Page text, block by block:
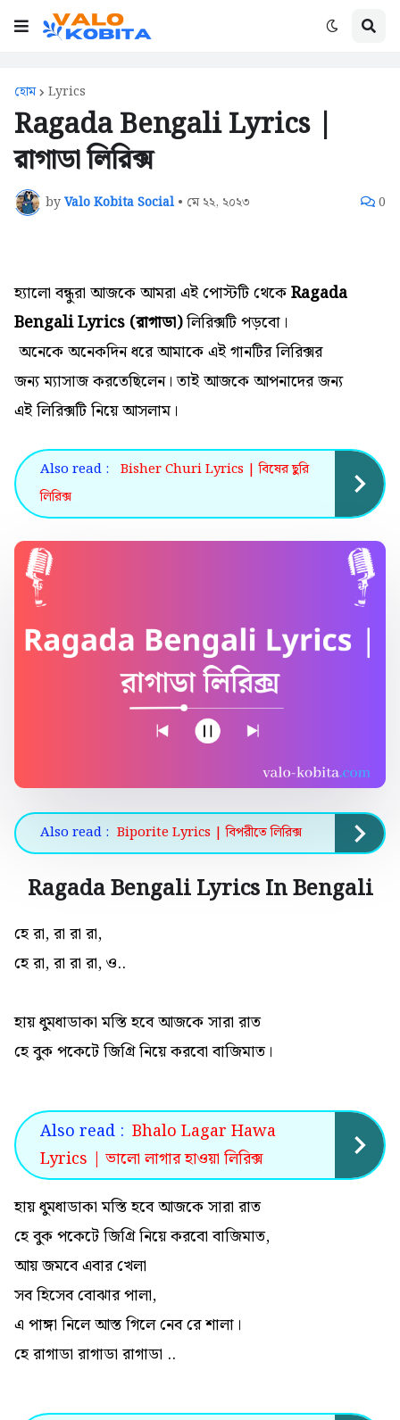
হোম Lyrics
Ragada Bengali Lyrics |
রাগাডা লিরিক্স
byValo Kobita Social • মে ২২, ২০২৩ 0
হ্যালো বন্ধুরা আজকে আমরা এই পোস্টটি থেকেRagada
Bengali Lyrics (রাগাডা)লিরিক্সটি পড়বো।
অনেকেঅনেকদিন ধরে আমাকে এই গানটিরলিরিক্সর
জন্যম্যাসাজ করতেছিলেন। তাই আজকে আপনাদের জন্য
এইলিরিক্সটি নিয়ে আসলাম।
Also read : Bisher Churi Lyrics | বিষের ছুরি
লিরিক্স
Also read : Biporite Lyrics | বিপরীতে লিরিক্স
Ragada Bengali Lyrics In Bengali
হে রা, রা রা রা,
হে রা, রা রা রা, ও..
হায় ধুমধাডাকা মস্তি হবে আজকে সারা রাত
হে বুক পকেটে জিগ্রি নিয়ে করবো বাজিমাত।
Also read : Bhalo Lagar Hawa
Lyrics | ভালো লাগার হাওয়া লিরিক্স
হায় ধুমধাডাকা মস্তি হবে আজকে সারা রাত
হে বুক পকেটে জিগ্রি নিয়ে করবো বাজিমাত,
আয় জমবে এবার খেলা
সব হিসেব বোঝার পালা,
এ পাঙ্গা নিলে আস্ত গিলে নেব রে শালা।
হে রাগাডা রাগাডা রাগাডা ..